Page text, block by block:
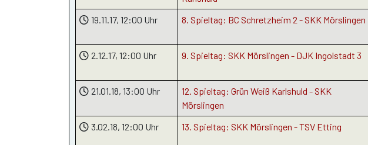
19.11.17, 12:00 Uhr 8. Spieltag: BC Schretzheim 2 - SKK Mörslingen
2.12.17, 12:00 Uhr 9. Spieltag: SKK Mörslingen - DJK Ingolstadt 3
21.01.18, 13:00 Uhr
12. Spieltag: Grün Weiß Karlshuld - SKK
Mörslingen
3.02.18, 12:00 Uhr 13. Spieltag: SKK Mörslingen - TSV Etting